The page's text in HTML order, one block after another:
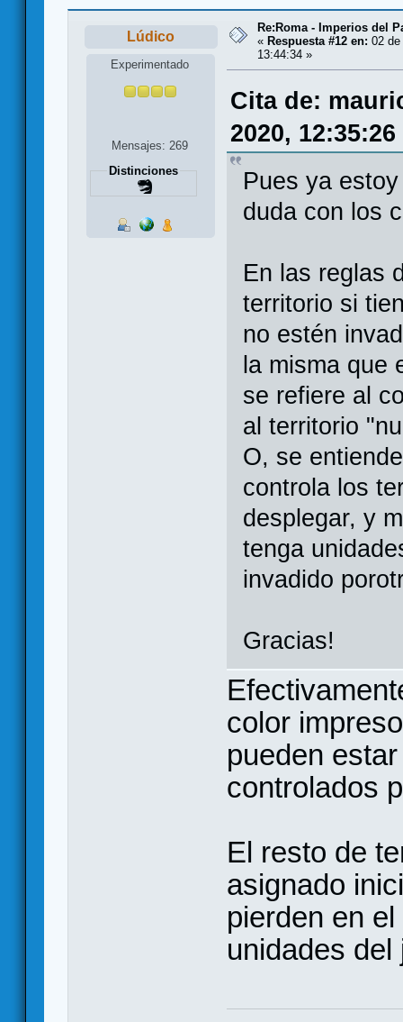
Lúdico
Experimentado
Mensajes: 269
Distinciones
Re:Roma - Imperios del
« Respuesta #12 en: 02
13:44:34 »
Cita de:
2020, 12:35:26
Pues ya
duda con los
En las reglas
territorio si
no estén
la misma que
se refiere al
al territorio
O, se
controla los
desplegar, y
tenga
invadido
Gracias!
color
pueden
controlados
El resto de
asignado
pierden en
unidades